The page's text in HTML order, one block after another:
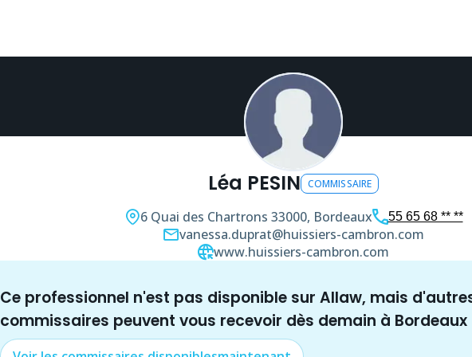
Léa PESIN COMMISSAIRE
6 Quai des Chartrons 33000, Bordeaux 55 65 68 ** **
vanessa.duprat@huissiers-cambron.com
www.huissiers-cambron.com
Ce professionnel n'est pas disponible sur Allaw, mais
commissaires peuvent vous recevoir dès demain à Bordeaux